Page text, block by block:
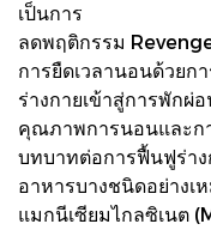
เป็นการ
ลดพฤติกรรม
การยืดเวลานอนด้วยก
ร่างกายเข้าสู่การพัก
คุณภาพการนอนและก
บทบาทต่อการฟื้นฟูร่าง
อาหารบางชนิดอย่างเ
แมกนีเซียมไกลซิเนต